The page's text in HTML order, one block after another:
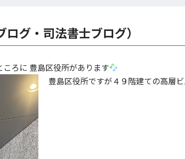
グ・司法書士ブログ）
ろに 豊島区役所があります
豊島区役所ですが４９階建ての高層